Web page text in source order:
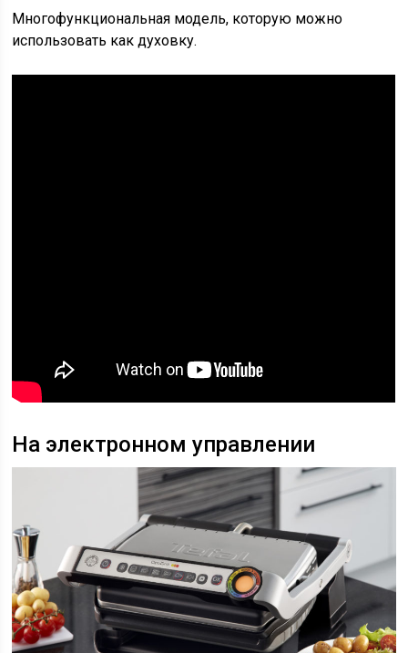
Многофункциональная модель, которую можно
использовать как духовку.
На электронном управлении